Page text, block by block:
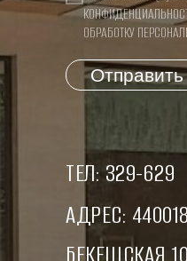
ТЕЛ: 329-629
АДРЕС:
ОБРАБОТКУ
Отправить